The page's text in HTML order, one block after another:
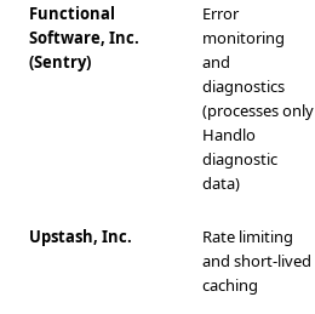
Functional
Software, Inc.
(Sentry)
Error
monitoring
and
diagnostics
(processes only
Handlo
diagnostic
data)
Upstash, Inc.
Rate limiting
and short-lived
caching